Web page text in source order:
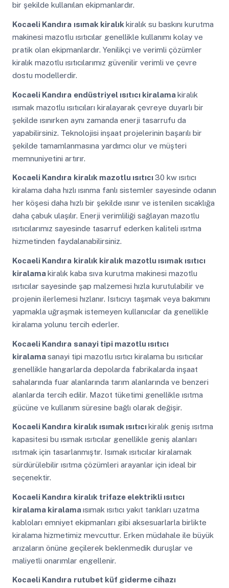
bir şekilde kullanılan ekipmanlardır.
Kocaeli Kandıra ısımak kiralık kiralık su baskını kurutma
makinesi mazotlu ısıtıcılar genellikle kullanımı kolay ve
pratik olan ekipmanlardır. Yenilikçi ve verimli çözümler
kiralık mazotlu ısıtıcılarımız güvenilir verimli ve çevre
dostu modellerdir.
Kocaeli Kandıra endüstriyel ısıtıcı kiralamakiralık
ısımak mazotlu ısıtıcıları kiralayarak çevreye duyarlı bir
şekilde ısınırken aynı zamanda enerji tasarrufu da
yapabilirsiniz. Teknolojisi inşaat projelerinin başarılı bir
şekilde tamamlanmasına yardımcı olur ve müşteri
memnuniyetini artırır.
Kocaeli Kandıra kiralık mazotlu ısıtıcı30 kw ısıtıcı
kiralama daha hızlı ısınma fanlı sistemler sayesinde odanın
her köşesi daha hızlı bir şekilde ısınır ve istenilen sıcaklığa
daha çabuk ulaşılır. Enerji verimliliği sağlayan mazotlu
ısıtıcılarımız sayesinde tasarruf ederken kaliteli ısıtma
hizmetinden faydalanabilirsiniz.
Kocaeli Kandıra kiralık kiralık mazotlu ısımak ısıtıcı
kiralamakiralık kaba sıva kurutma makinesi mazotlu
ısıtıcılar sayesinde şap malzemesi hızla kurutulabilir ve
projenin ilerlemesi hızlanır. Isıtıcıyı taşımak veya bakımını
yapmakla uğraşmak istemeyen kullanıcılar da genellikle
kiralama yolunu tercih ederler.
Kocaeli Kandıra sanayi tipi mazotlu ısıtıcı
kiralamasanayi tipi mazotlu ısıtıcı kiralama bu ısıtıcılar
genellikle hangarlarda depolarda fabrikalarda inşaat
sahalarında fuar alanlarında tarım alanlarında ve benzeri
alanlarda tercih edilir. Mazot tüketimi genellikle ısıtma
gücüne ve kullanım süresine bağlı olarak değişir.
Kocaeli Kandıra kiralık ısımak ısıtıcıkiralık geniş ısıtma
kapasitesi bu ısımak ısıtıcılar genellikle geniş alanları
ısıtmak için tasarlanmıştır. Isımak ısıtıcılar kiralamak
sürdürülebilir ısıtma çözümleri arayanlar için ideal bir
seçenektir.
Kocaeli Kandıra kiralık trifaze elektrikli ısıtıcı
kiralama kiralamaısımak ısıtıcı yakıt tankları uzatma
kabloları emniyet ekipmanları gibi aksesuarlarla birlikte
kiralama hizmetimiz mevcuttur. Erken müdahale ile büyük
arızaların önüne geçilerek beklenmedik duruşlar ve
maliyetli onarımlar engellenir.
Kocaeli Kandıra rutubet küf giderme cihazı